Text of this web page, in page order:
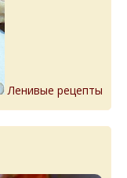
Ленивые рецепты